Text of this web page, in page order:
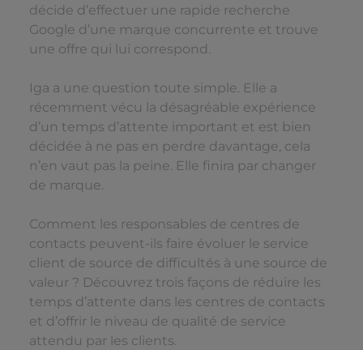
décide d’effectuer une rapide recherche
Google d’une marque concurrente et trouve
une offre qui lui correspond.
Iga a une question toute simple. Elle a
récemment vécu la désagréable expérience
d’un temps d’attente important et est bien
décidée à ne pas en perdre davantage, cela
n’en vaut pas la peine. Elle finira par changer
de marque.
Comment les responsables de centres de
contacts peuvent-ils faire évoluer le service
client de source de difficultés à une source de
valeur ? Découvrez trois façons de réduire les
temps d’attente dans les centres de contacts
et d’offrir le niveau de qualité de service
attendu par les clients.